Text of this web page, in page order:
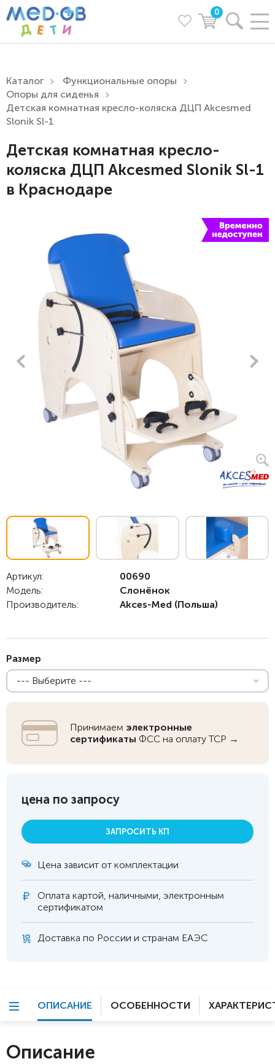
0
Каталог
Функциональные опоры
Опоры для сиденья
Детская комнатная кресло-коляска ДЦП Akcesmed
Slonik Sl-1
Детская комнатная кресло-
коляска ДЦП Akcesmed Slonik Sl-1
в Краснодаре
Артикул:
00690
Модель:
Слонёнок
Производитель:
Akces-Med (Польша)
Размер
--- Выберите ---
Принимаем электронные
сертификаты ФСС на оплату ТСР →
цена по запросу
ЗАПРОСИТЬ КП
Цена зависит от комплектации
Оплата картой, наличными, электронным
сертификатом
Доставка по России и странам ЕАЭС
ОПИСАНИЕ ОСОБЕННОСТИ
Описание